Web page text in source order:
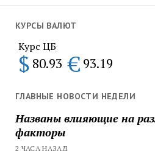
КУРСЫ ВАЛЮТ
Курс ЦБ
$ 80.93 € 93.19
ГЛАВНЫЕ НОВОСТИ НЕДЕЛИ
Названы влияющие на
факторы
2 ЧАСА НАЗАД